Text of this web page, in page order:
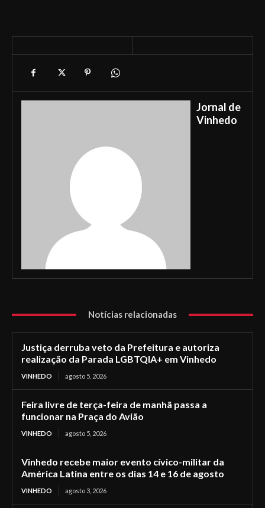
Jornal de
Vinhedo
Notícias relacionadas
Justiça derruba veto da Prefeitura e autoriza
realização da Parada LGBTQIA+ em Vinhedo
VINHEDO agosto 5, 2026
Feira livre de terça-feira de manhã passa a
funcionar na Praça do Avião
VINHEDO agosto 5, 2026
Vinhedo recebe maior evento cívico-militar da
América Latina entre os dias 14 e 16 de agosto
VINHEDO agosto 3, 2026